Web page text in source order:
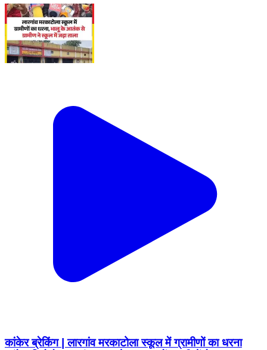
कांकेर ब्रेकिंग | लारगांव मरकाटोला स्कूल में ग्रामीणों का धरना